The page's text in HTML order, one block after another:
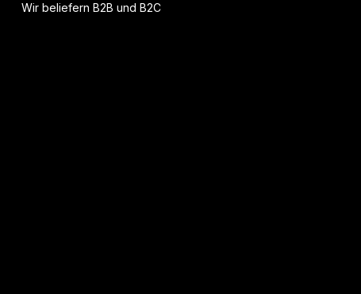
Wir beliefern B2B und B2C